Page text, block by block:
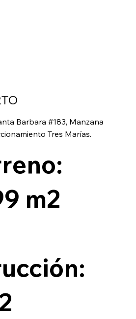
Barbara #183, Manzana
Tres Marías.
m2